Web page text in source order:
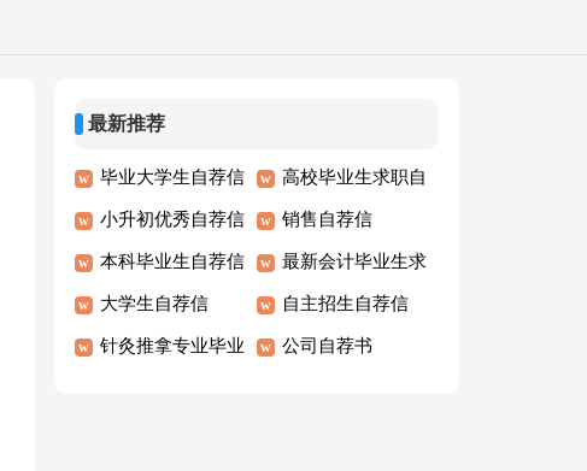
最新推荐
毕业大学生自荐信 高校毕业生求职自
荐信
小升初优秀自荐信 销售自荐信
本科毕业生自荐信 最新会计毕业生求
职自荐信
大学生自荐信 自主招生自荐信
针灸推拿专业毕业 公司自荐书